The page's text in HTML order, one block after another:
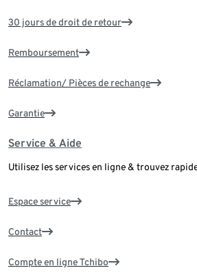
30 jours de droit de retour
Remboursement
Réclamation/ Pièces de rechange
Garantie
Service & Aide
Utilisez les services en ligne & trouvez
Espace service
Contact
Compte en ligne Tchibo